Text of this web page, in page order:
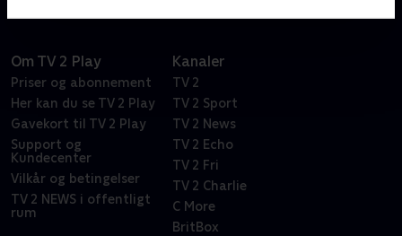
Om TV 2 Play
Priser og abonnement
Her kan du se TV 2 Play
Gavekort til TV 2 Play
Support og
Kundecenter
Vilkår og betingelser
TV 2 NEWS i offentligt
rum
Kanaler
TV 2
TV 2 Sport
TV 2 News
TV 2 Echo
TV 2 Fri
TV 2 Charlie
C More
BritBox